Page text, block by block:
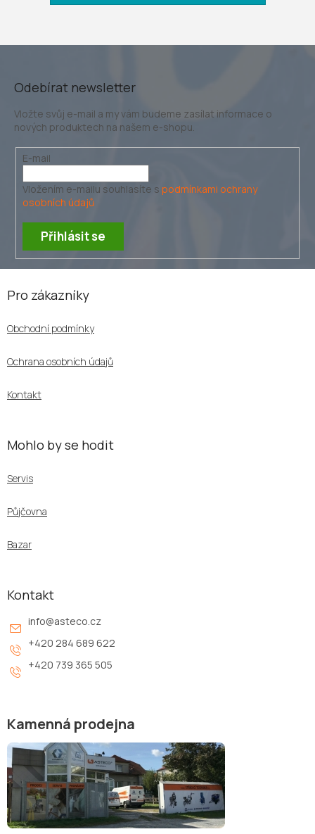
Odebírat newsletter
Vložte svůj e-mail a my vám budeme zasílat informace o
nových produktech na našem e-shopu.
E-mail
Vložením e-mailu souhlasíte s podmínkami ochrany
osobních údajů
Přihlásit se
Z
Pro zákazníky
Obchodní podmínky
Ochrana osobních údajů
Kontakt
Mohlo by se hodit
Servis
Půjčovna
Bazar
Kontakt
info@asteco.cz
+420 284 689 622
+420 739 365 505
Kamenná prodejna